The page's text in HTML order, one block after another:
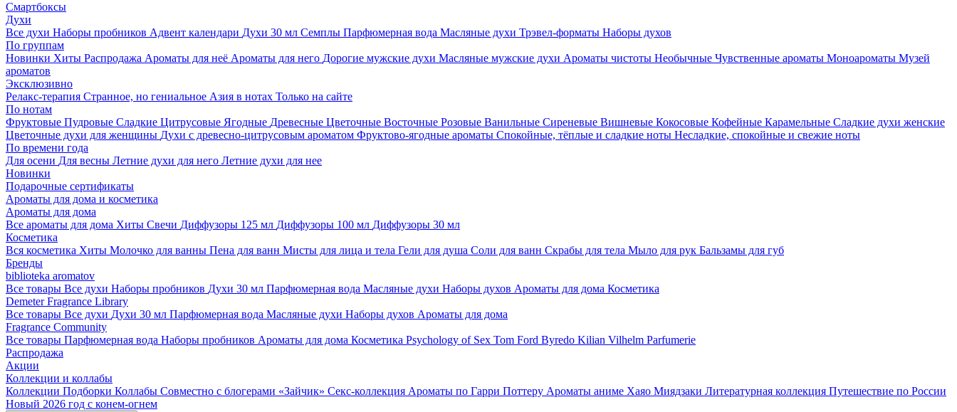
Смартбоксы
Духи
Все духи Наборы пробников Адвент календари Духи 30 мл Семплы Парфюмерная вода Масляные духи Трэвел-форматы Наборы духов
По группам
Новинки Хиты Распродажа Ароматы для неё Ароматы для него Дорогие мужские духи Масляные мужские духи Ароматы чистоты Необычные Чувственные ароматы Моноароматы Музей
ароматов
Эксклюзивно
Релакс-терапия Странное, но гениальное Азия в нотах Только на сайте
По нотам
Фруктовые Пудровые Сладкие Цитрусовые Ягодные Древесные Цветочные Восточные Розовые Ванильные Сиреневые Вишневые Кокосовые Кофейные Карамельные Сладкие духи женские
Цветочные духи для женщины Духи с древесно-цитрусовым ароматом Фруктово-ягодные ароматы Спокойные, тёплые и сладкие ноты Несладкие, спокойные и свежие ноты
По времени года
Для осени Для весны Летние духи для него Летние духи для нее
Новинки
Подарочные сертификаты
Ароматы для дома и косметика
Ароматы для дома
Все ароматы для дома Хиты Свечи Диффузоры 125 мл Диффузоры 100 мл Диффузоры 30 мл
Косметика
Вся косметика Хиты Молочко для ванны Пена для ванн Мисты для лица и тела Гели для душа Соли для ванн Скрабы для тела Мыло для рук Бальзамы для губ
Бренды
biblioteka aromatov
Все товары Все духи Наборы пробников Духи 30 мл Парфюмерная вода Масляные духи Наборы духов Ароматы для дома Косметика
Demeter Fragrance Library
Все товары Все духи Духи 30 мл Парфюмерная вода Масляные духи Наборы духов Ароматы для дома
Fragrance Community
Все товары Парфюмерная вода Наборы пробников Ароматы для дома Косметика Psychology of Sex Tom Ford Byredo Kilian Vilhelm Parfumerie
Распродажа
Акции
Коллекции и коллабы
Коллекции Подборки Коллабы Совместно с блогерами «Зайчик» Секс-коллекция Ароматы по Гарри Поттеру Ароматы аниме Хаяо Миядзаки Литературная коллекция Путешествие по России
Новый 2026 год с конем-огнем